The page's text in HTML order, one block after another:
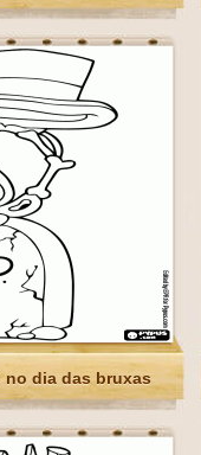
no dia das bruxas